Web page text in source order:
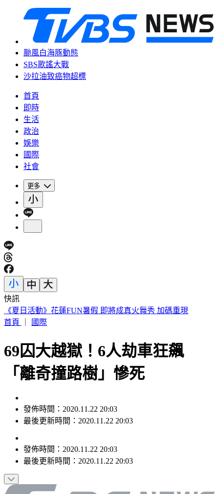
颱風白海豚動態
SBS歌謠大戰
沙拉油致癌物超標
首頁
即時
生活
政治
娛樂
國際
社會
更多
快訊
188萬《龍藏經》賣掉了！大戶不甩7折 店員爆「付現買原
價」
69囚大越獄！6人劫車狂飆
「離奇撞路樹」慘死
發佈時間：2020.11.22 20:03
發佈時間：2020.11.22 20:03